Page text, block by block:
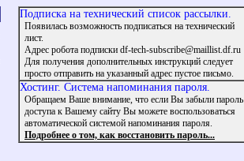
Подписка на технический список рассылки.
Появилась возможность подписаться на технический
лист.
Адрес робота подписки df-tech-subscribe@maillist.df.ru
Для получения дополнительных инструкций следует
просто отправить на указанный адрес пустое письмо.
Хостинг. Система напоминания пароля.
Обращаем Ваше внимание, что если Вы забыли пароль
доступа к Вашему сайту Вы можете воспользоваться
автоматической системой напоминания пароля.
Подробнее о том, как восстановить пароль...